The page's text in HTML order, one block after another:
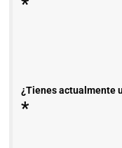
¿Tienes actualmente
*